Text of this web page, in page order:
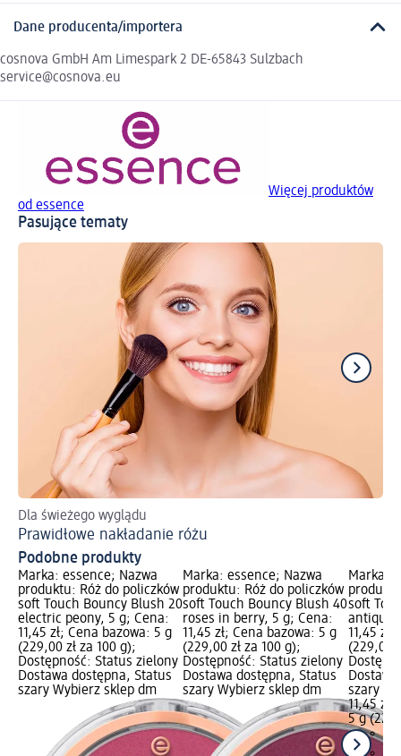
Dane producenta/importera
cosnova GmbH Am Limespark 2 DE-65843 Sulzbach
service@cosnova.eu
Więcej produktów
od essence
Pasujące tematy
Dla świeżego wyglądu
Prawidłowe nakładanie różu
Podobne produkty
Marka: essence; Nazwa
produktu: Róż do policzków
soft Touch Bouncy Blush 20
electric peony, 5 g; Cena:
11,45 zł; Cena bazowa: 5 g
(229,00 zł za 100 g);
Dostępność: Status zielony
Dostawa dostępna, Status
szary Wybierz sklep dm
Marka: essence; Nazwa
produktu: Róż do policzków
soft Touch Bouncy Blush 40
roses in berry, 5 g; Cena:
11,45 zł; Cena bazowa: 5 g
(229,00 zł za 100 g);
Dostępność: Status zielony
Dostawa dostępna, Status
szary Wybierz sklep dm
Marka:
soft
antique
11,45
(229,00
szary
11,45 zł
5 g